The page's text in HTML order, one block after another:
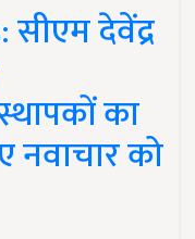
देवेंद्र
का
नवाचार को